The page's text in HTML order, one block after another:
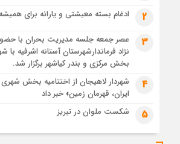
رئوف
تصاویر هوایی مراسم تشییع پیکر مطهر آقای
مراسم تشییع پیکر مطهر آقای شهید ایران
تصاویری از تراکم جمعیت حاضر در میدان
اشرف
2 ادغام بسته معیشتی و یارانه برای
3
عصر جمعه جلسه مدیریت بحران با
نژاد فرماندارشهرستان آستانه اشرفیه با
بخش مرکزی و بندر کیاشهر برگزار شد.
4
شهردار لاهیجان از اختتامیه بخش
ایران، قهرمان زمین» خبر داد
5 شکست ملوان در تبریز